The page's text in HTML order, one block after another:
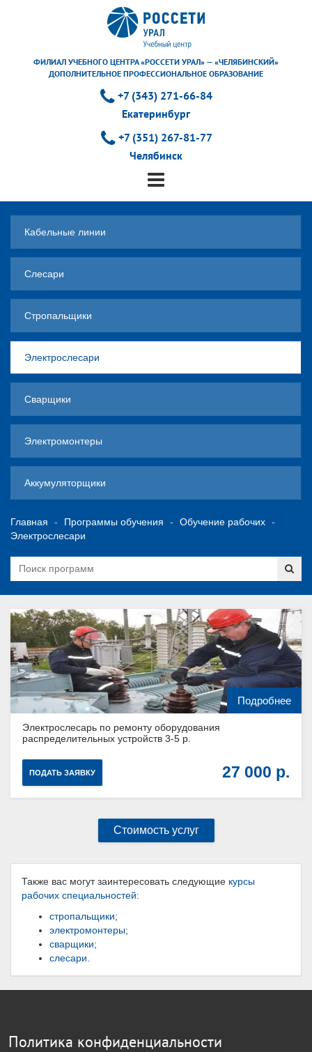
ФИЛИАЛ УЧЕБНОГО ЦЕНТРА «РОССЕТИ УРАЛ» — «ЧЕЛЯБИНСКИЙ»
ДОПОЛНИТЕЛЬНОЕ ПРОФЕССИОНАЛЬНОЕ ОБРАЗОВАНИЕ
+7 (343) 271-66-84
Екатеринбург
+7 (351) 267-81-77
Челябинск
Кабельные линии
Слесари
Стропальщики
Электрослесари
Сварщики
Электромонтеры
Аккумуляторщики
Главная Программы обучения
Обучение рабочих
Электрослесари
Подробнее
Электрослесарь по ремонту оборудования
распределительных устройств 3-5 р.
ПОДАТЬ ЗАЯВКУ 27 000
Стоимость услуг
Также вас могут заинтересовать следующие курсы
рабочих специальностей:
стропальщики;
электромонтеры;
сварщики;
слесари
Политика конфиденциальности